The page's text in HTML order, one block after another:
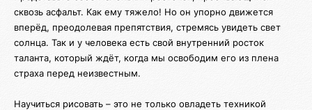
сквозь асфальт. Как ему тяжело! Но он упорно движется
вперёд, преодолевая препятствия, стремясь увидеть свет
солнца. Так и у человека есть свой внутренний росток
таланта, который ждёт, когда мы освободим его из плена
страха перед неизвестным.
Научиться рисовать – это не только овладеть техникой